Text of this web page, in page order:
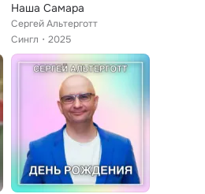
Наша Самара
Сергей Альтерготт
Сингл
2025